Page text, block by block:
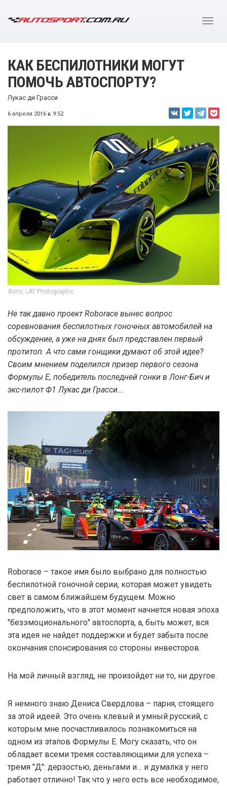
КАК БЕСПИЛОТНИКИ МОГУТ
ПОМОЧЬ АВТОСПОРТУ?
Лукас ди Грасси
6 апреля 2016 в 9:52
Фото: LAT Photographic
Не так давно проект Roborace вынес вопрос
соревнования беспилотных гоночных автомобилей на
обсуждение, а уже на днях был представлен первый
протитоп. А что сами гонщики думают об этой идее?
Своим мнением поделился призер первого сезона
Формулы Е, победитель последней гонки в Лонг-Бич и
экс-пилот Ф1 Лукас ди Грасси...
Roborace – такое имя было выбрано для полностью
беспилотной гоночной серии, которая может увидеть
свет в самом ближайшем будущем. Можно
предположить, что в этот момент начнется новая эпоха
"безэмоционального" автоспорта, а, быть может, вся
эта идея не найдет поддержки и будет забыта после
окончания спонсирования со стороны инвесторов.
На мой личный взгляд, не произойдет ни то, ни другое.
Я немного знаю Дениса Свердлова – парня, стоящего
за этой идеей. Это очень клевый и умный русский, с
которым мне посчастливилось познакомиться на
одном из этапов Формулы Е. Могу сказать, что он
обладает всеми тремя составляющими для успеха –
тремя "Д": дерзостью, деньгами и… и думалка у него
работает отлично! Так что у него есть все необходимое,